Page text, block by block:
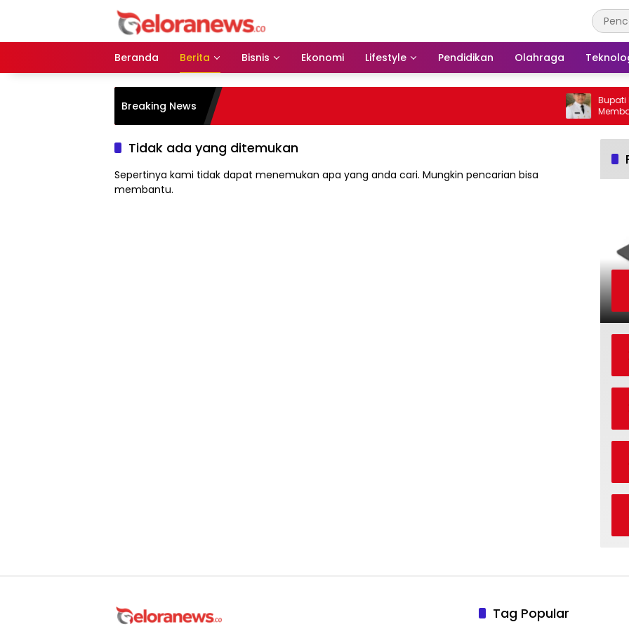
Beranda
Berita Bisnis Ekonomi Lifestyle Pendidikan Olahraga
Breaking News
Bupati
Barito
Tidak ada yang ditemukan
Sepertinya kami tidak dapat menemukan apa yang anda cari. Mungkin pencarian bisa
membantu.
Tag Popular